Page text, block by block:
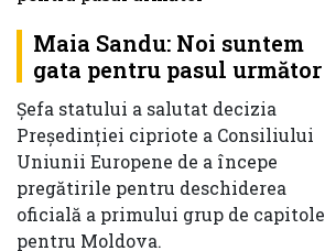
Maia Sandu: Noi suntem
gata pentru pasul următor
Șefa statului a salutat decizia
Președinției cipriote a Consiliului
Uniunii Europene de a începe
pregătirile pentru deschiderea
oficială a primului grup de capitole
pentru Moldova.